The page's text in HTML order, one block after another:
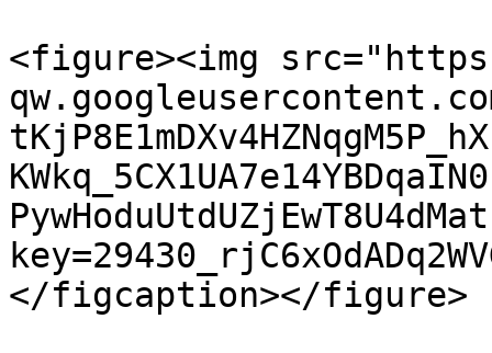
<figure><img
</figcaption></figure>